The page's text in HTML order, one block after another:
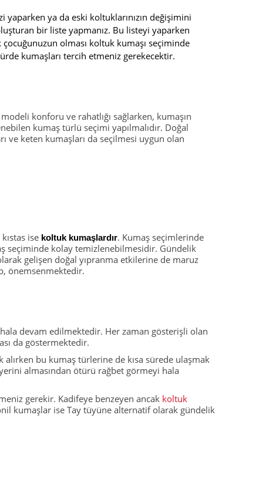
yaparken ya da eski koltuklarınızın değişimini
bir liste yapmanız. Bu listeyi yaparken
olması koltuk kumaşı seçiminde
kumaşları tercih etmeniz gerekecektir.
konforu ve rahatlığı sağlarken, kumaşın
kumaş türlü seçimi yapılmalıdır. Doğal
ve keten kumaşları da seçilmesi uygun olan
ise koltuk kumaşlardır. Kumaş seçimlerinde
seçiminde kolay temizlenebilmesidir. Gündelik
gelişen doğal yıpranma etkilerine de maruz
önemsenmektedir.
devam edilmektedir. Her zaman gösterişli olan
da göstermektedir.
bu kumaş türlerine de kısa sürede ulaşmak
almasından ötürü rağbet görmeyi hala
gerekir. Kadifeye benzeyen ancak koltuk
kumaşlar ise Tay tüyüne alternatif olarak gündelik